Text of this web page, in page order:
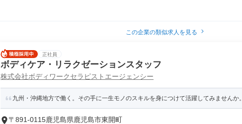
この企業の類似求人を見る
正社員
ボディケア・リラクゼーションスタッフ
株式会社ボディワークセラピストエージェンシー
九州・沖縄地方で働く。その手に一生モノのスキルを身につけて活躍してみませんか。
〒891-0115鹿児島県鹿児島市東開町